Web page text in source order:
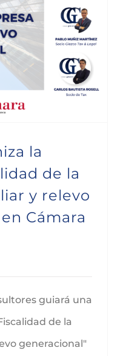
la
de la
y relevo
Cámara
guiará una
de la
generacional"